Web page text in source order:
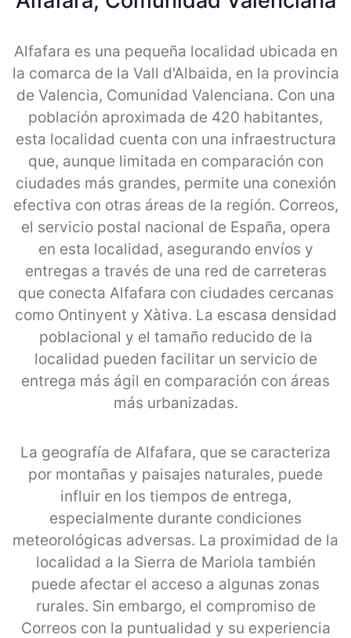
Alfafara es una pequeña localidad ubicada en
la comarca de la Vall d'Albaida, en la provincia
de Valencia, Comunidad Valenciana. Con una
población aproximada de 420 habitantes,
esta localidad cuenta con una infraestructura
que, aunque limitada en comparación con
ciudades más grandes, permite una conexión
efectiva con otras áreas de la región. Correos,
el servicio postal nacional de España, opera
en esta localidad, asegurando envíos y
entregas a través de una red de carreteras
que conecta Alfafara con ciudades cercanas
como Ontinyent y Xàtiva. La escasa densidad
poblacional y el tamaño reducido de la
localidad pueden facilitar un servicio de
entrega más ágil en comparación con áreas
más urbanizadas.
La geografía de Alfafara, que se caracteriza
por montañas y paisajes naturales, puede
influir en los tiempos de entrega,
especialmente durante condiciones
meteorológicas adversas. La proximidad de la
localidad a la Sierra de Mariola también
puede afectar el acceso a algunas zonas
rurales. Sin embargo, el compromiso de
Correos con la puntualidad y su experiencia